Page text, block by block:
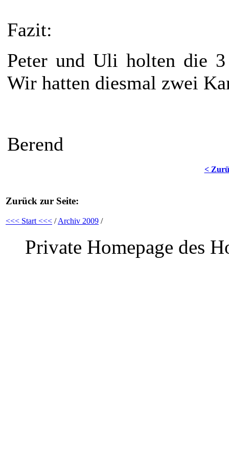
Fazit:
Peter und Uli holten die
Wir hatten diesmal zwei
Berend
<
Zurück zur Seite:
<<< Start <<< /Archiv 2009 /
Private Homepage des